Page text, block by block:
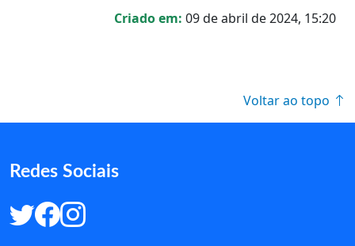
Criado em: 09 de abril de 2024, 15:20
Voltar ao topo
Redes Sociais